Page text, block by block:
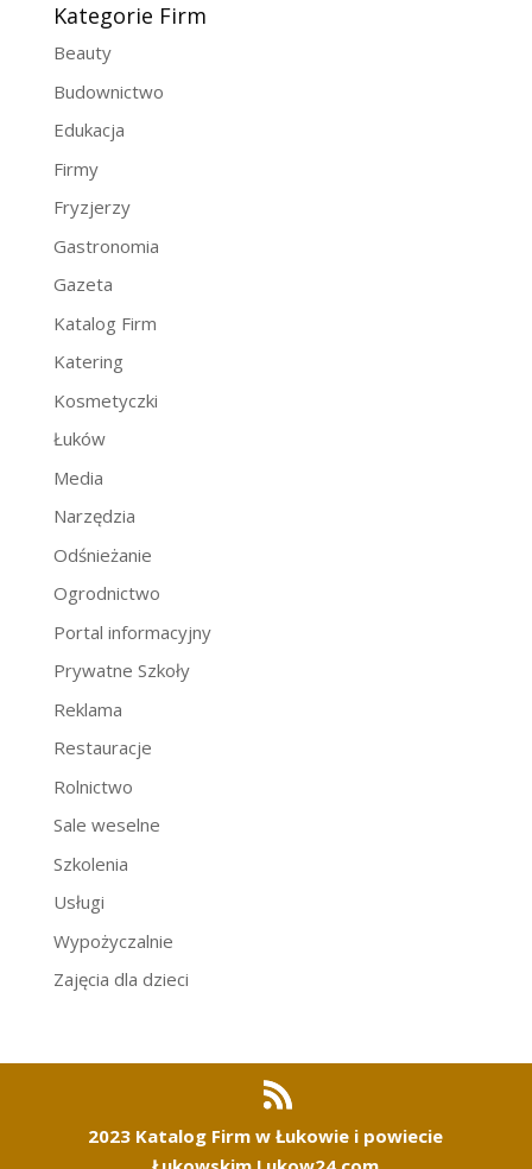
Kategorie Firm
Beauty
Budownictwo
Edukacja
Firmy
Fryzjerzy
Gastronomia
Gazeta
Katalog Firm
Katering
Kosmetyczki
Łuków
Media
Narzędzia
Odśnieżanie
Ogrodnictwo
Portal informacyjny
Prywatne Szkoły
Reklama
Restauracje
Rolnictwo
Sale weselne
Szkolenia
Usługi
Wypożyczalnie
Zajęcia dla dzieci
2023 Katalog Firm w Łukowie i powiecie